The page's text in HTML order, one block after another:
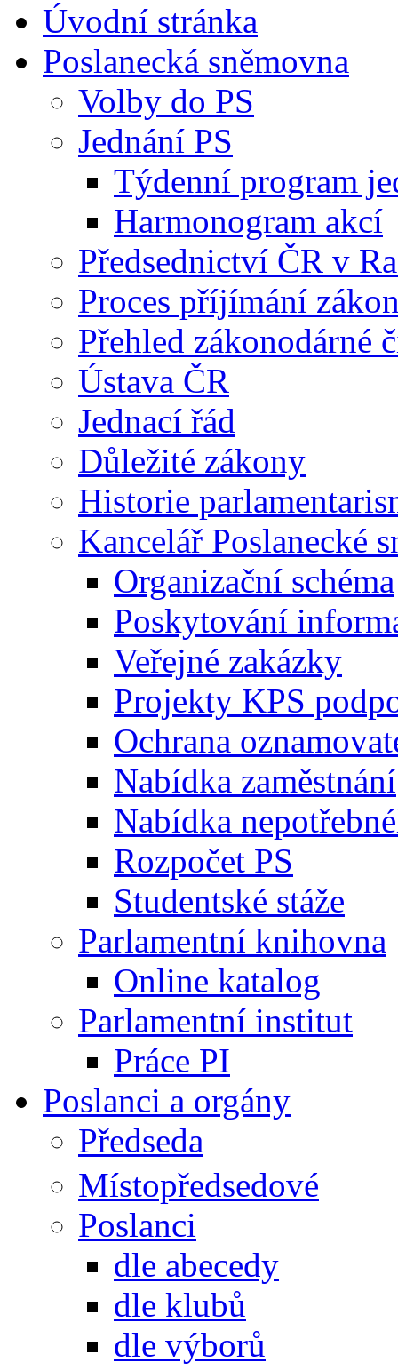
Úvodní stránka
Poslanecká sněmovna
Volby do PS
Jednání PS
Týdenní program
Harmonogram akcí
Předsednictví ČR v
Proces příjímání
Přehled zákonodárné
Ústava ČR
Jednací řád
Důležité zákony
Historie
Kancelář Poslanecké
Organizační schéma
Poskytování
Veřejné zakázky
Projekty KPS
Ochrana
Nabídka zaměstnání
Nabídka
Rozpočet PS
Studentské stáže
Parlamentní knihovna
Online katalog
Parlamentní institut
Práce PI
Poslanci a orgány
Předseda
Místopředsedové
Poslanci
dle abecedy
dle klubů
dle výborů